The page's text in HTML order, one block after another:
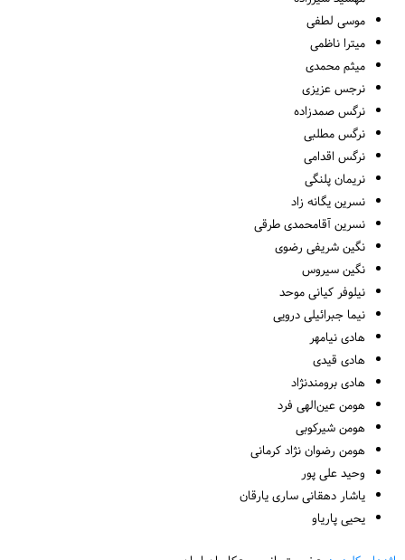
موسی لطفی
میترا ناظمی
میثم محمدی
نرجس عزیزی
نرگس صمدزاده
نرگس مطلبی
نرگس اقدامی
نریمان پلنگی
نسرین یگانه زاد
نسرین آقامحمدی طرقی
نگین شریفی رضوی
نگین سیروس
نیلوفر کیانی موحد
نیما جبرائیلی درویی
هادی نیامهر
هادی قیدی
هادی برومندنژاد
هومن عین‌الهی فرد
هومن شیرکوبی
هومن رضوان نژاد کرمانی
وحید علی پور
یاشار دهقانی ساری یارقان
یحیی پاریاو